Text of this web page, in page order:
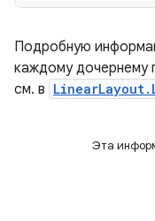
Подробную
каждому дочернему
см. в
Эта